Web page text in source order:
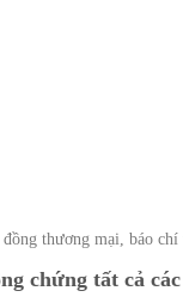
thương mại, báo
chứng tất cả